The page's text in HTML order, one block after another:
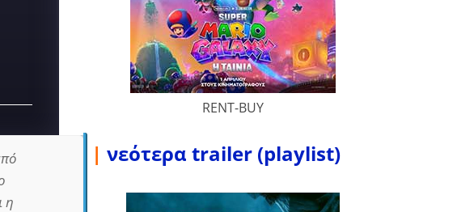
η
RENT-BUY
| νεότερα trailer (playlist)